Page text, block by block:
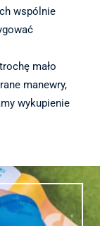
wspólnie
mało
manewry,
wykupienie